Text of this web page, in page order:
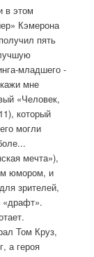
в этом
Кэмерона
пять
младшего -
мне
«Человек,
который
могли
мечта»),
юмором, и
зрителей,
«драфт».
Том Круз,
а героя